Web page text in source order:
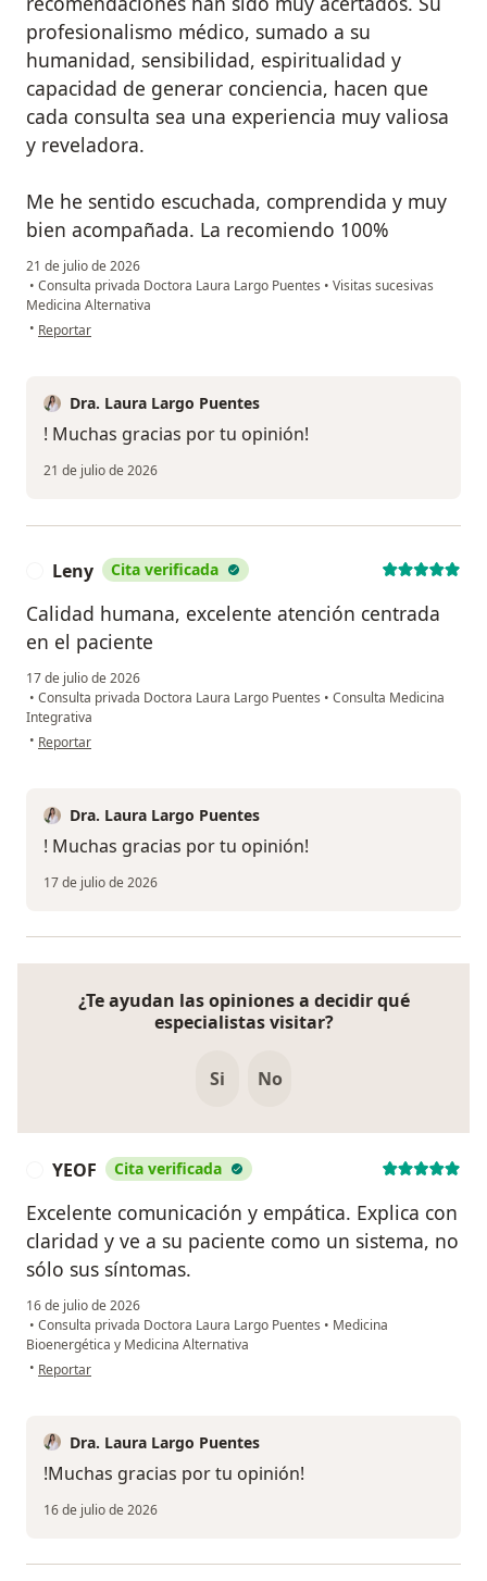
profesionalismo médico, sumado a su
humanidad, sensibilidad, espiritualidad y
capacidad de generar conciencia, hacen que
cada consulta sea una experiencia muy valiosa
y reveladora.
Me he sentido escuchada, comprendida y muy
bien acompañada. La recomiendo 100%
21 de julio de 2026
• Consulta privada Doctora Laura Largo Puentes • Visitas sucesivas
Medicina Alternativa
• en opinión del usuario Valentina Ramírez
Reportar
Dra. Laura Largo Puentes
! Muchas gracias por tu opinión!
21 de julio de 2026
Leny Cita verificada
Calidad humana, excelente atención centrada
en el paciente
17 de julio de 2026
• Consulta privada Doctora Laura Largo Puentes • Consulta Medicina
Integrativa
• en opinión del usuario Leny
Reportar
Dra. Laura Largo Puentes
! Muchas gracias por tu opinión!
17 de julio de 2026
¿Te ayudan las opiniones a decidir qué
especialistas visitar?
Si No
YEOF Cita verificada
Excelente comunicación y empática. Explica con
claridad y ve a su paciente como un sistema, no
sólo sus síntomas.
16 de julio de 2026
• Consulta privada Doctora Laura Largo Puentes • Medicina
Bioenergética y Medicina Alternativa
• en opinión del usuario YEOF
Reportar
Dra. Laura Largo Puentes
!Muchas gracias por tu opinión!
16 de julio de 2026